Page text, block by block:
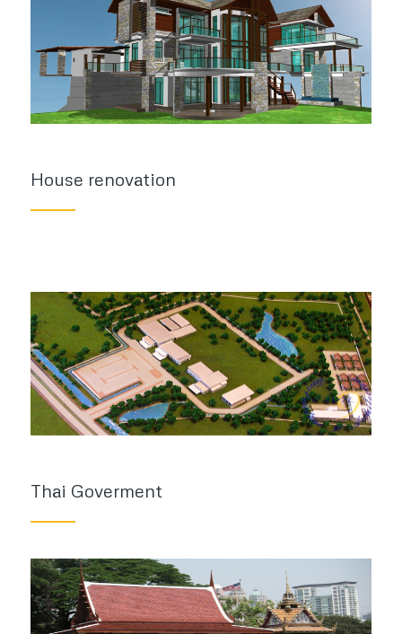
House renovation
Thai Goverment